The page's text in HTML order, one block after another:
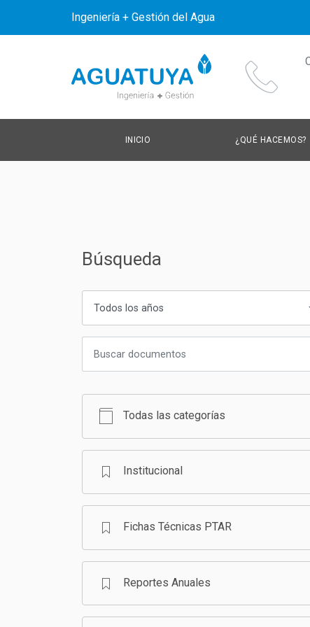
Ingeniería + Gestión del Agua
INICIO ¿QUÉ HACEMOS?
Búsqueda
Todos los años
Todas las categorías
Institucional
Fichas Técnicas PTAR
Reportes Anuales